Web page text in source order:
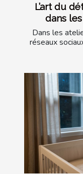
L’art du
dans
Dans les
réseaux